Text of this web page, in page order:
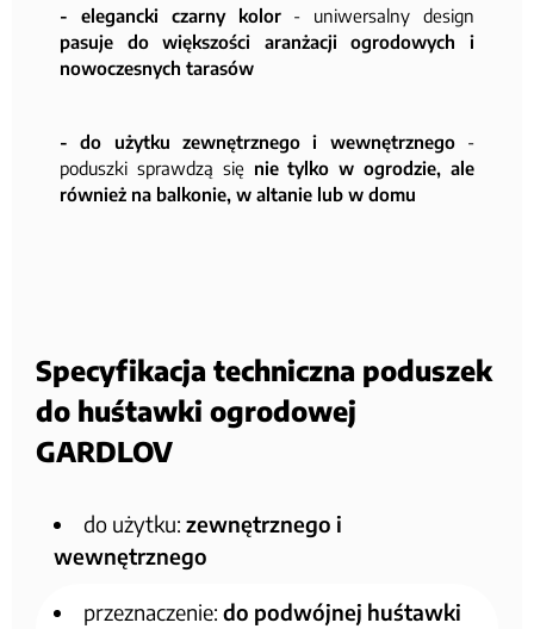
- elegancki czarny kolor - uniwersalny design
pasuje do większości aranżacji ogrodowych i
nowoczesnych tarasów
- do użytku zewnętrznego i wewnętrznego -
poduszki sprawdzą się nie tylko w ogrodzie, ale
również na balkonie, w altanie lub w domu
Specyfikacja techniczna poduszek
do huśtawki ogrodowej
GARDLOV
do użytku: zewnętrznego i
wewnętrznego
przeznaczenie: do podwójnej huśtawki